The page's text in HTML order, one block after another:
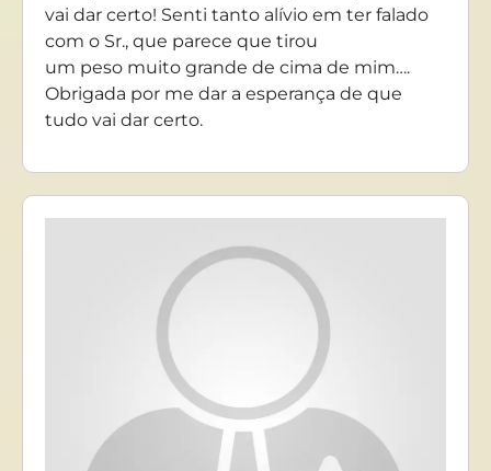
vai dar certo! Senti tanto alívio em ter falado
com o Sr., que parece que tirou
um peso muito grande de cima de mim….
Obrigada por me dar a esperança de que
tudo vai dar certo.